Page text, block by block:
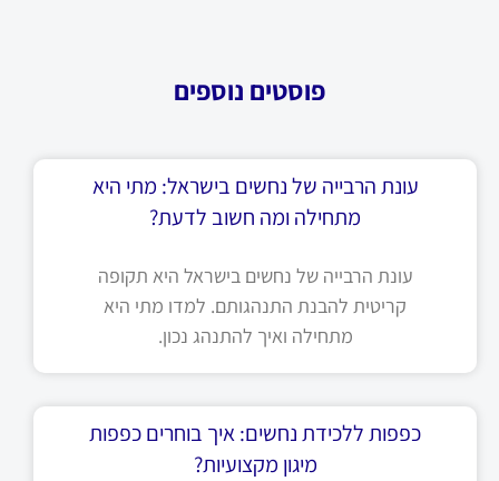
פוסטים נוספים
עונת הרבייה של נחשים בישראל: מתי היא
מתחילה ומה חשוב לדעת?
עונת הרבייה של נחשים בישראל היא תקופה
קריטית להבנת התנהגותם. למדו מתי היא
מתחילה ואיך להתנהג נכון.
כפפות ללכידת נחשים: איך בוחרים כפפות
מיגון מקצועיות?